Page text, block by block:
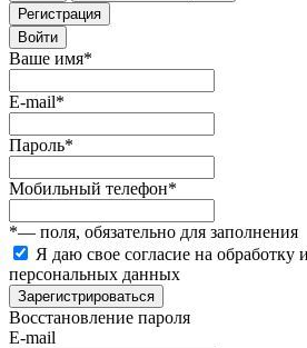
Регистрация
Войти
Ваше имя*
E-mail*
Пароль*
Мобильный телефон*
*— поля, обязательно для заполнения
Я даю свое согласие на обработку
персональных данных
Зарегистрироваться
Восстановление пароля
E-mail